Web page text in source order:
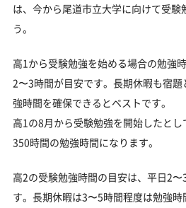
は、今から尾道市立大学に向けて受験
う。
高1から受験勉強を始める場合の勉強
2〜3時間が目安です。長期休暇も宿
強時間を確保できるとベストです。
高1の8月から受験勉強を開始したと
350時間の勉強時間になります。
高2の受験勉強時間の目安は、平日2
す。長期休暇は3〜5時間程度は勉強時